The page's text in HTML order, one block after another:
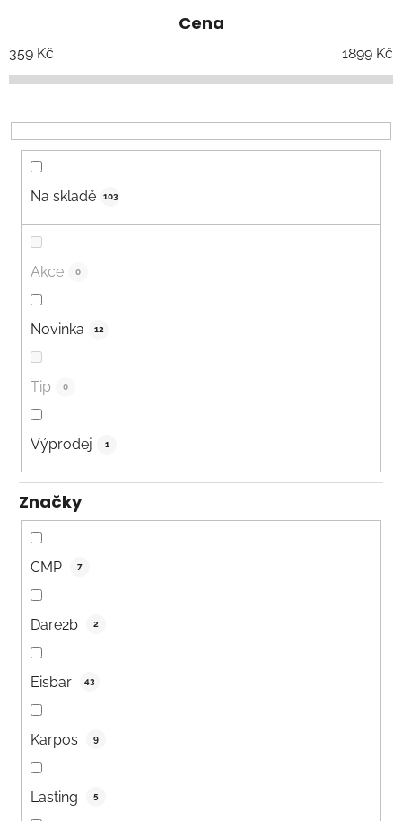
í
p
o
d
Cena
359 Kč 1899 Kč
Na skladě 103
Akce 0
Novinka 12
Tip 0
Výprodej 1
Značky
CMP 7
Dare2b 2
Eisbar 43
Karpos 9
Lasting 5